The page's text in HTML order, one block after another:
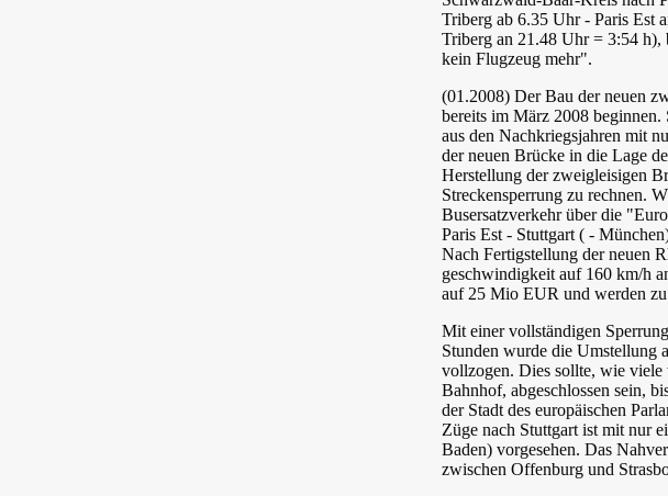
Triberg ab 6.35 Uhr - Paris Est
Triberg an 21.48 Uhr = 3:54 h),
kein Flugzeug mehr".
(01.2008) Der Bau der neuen
bereits im März 2008
aus den Nachkriegsjahren mit
der neuen Brücke in die Lage
Herstellung der zweigleisigen
Streckensperrung zu rechnen.
Busersatzverkehr über die
Paris Est - Stuttgart ( -
Nach Fertigstellung der neuen
geschwindigkeit auf 160 km/h
auf 25 Mio EUR und werden
Mit einer vollständigen
Stunden wurde die Umstellung
vollzogen. Dies sollte, wie viele
Bahnhof, abgeschlossen sein,
der Stadt des europäischen
Züge nach Stuttgart ist mit nur
Baden) vorgesehen. Das
zwischen Offenburg und